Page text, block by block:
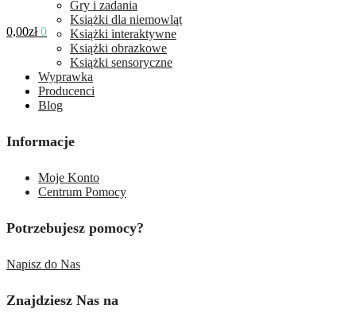
0,00zł 0
Gry i zadania
Książki dla niemowląt
Książki interaktywne
Książki obrazkowe
Książki sensoryczne
Wyprawka
Producenci
Blog
Informacje
Moje Konto
Centrum Pomocy
Potrzebujesz pomocy?
Napisz do Nas
Znajdziesz Nas na